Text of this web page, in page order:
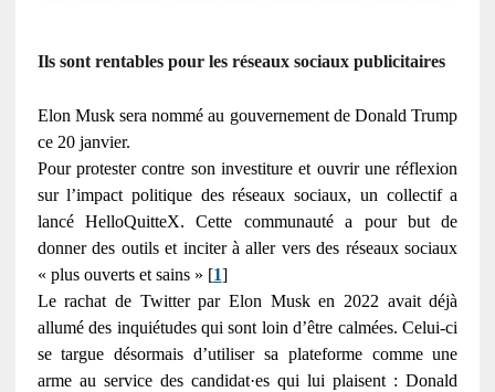
Ils sont rentables pour les réseaux sociaux publicitaires
Elon Musk sera nommé au gouvernement de Donald Trump
ce 20 janvier.
Pour protester contre son investiture et ouvrir une réflexion
sur l’impact politique des réseaux sociaux, un collectif a
lancé HelloQuitteX. Cette communauté a pour but de
donner des outils et inciter à aller vers des réseaux sociaux
« plus ouverts et sains » [1]
Le rachat de Twitter par Elon Musk en 2022 avait déjà
allumé des inquiétudes qui sont loin d’être calmées. Celui-ci
se targue désormais d’utiliser sa plateforme comme une
arme au service des candidat·es qui lui plaisent : Donald